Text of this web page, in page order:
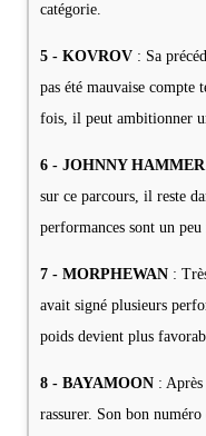
catégorie.
5 - KOVROV : Sa
pas été mauvaise compte
fois, il peut ambitionner
6 - JOHNNY HAMMER
sur ce parcours, il reste
performances sont un
7 - MORPHEWAN :
avait signé plusieurs
poids devient plus
8 - BAYAMOON :
rassurer. Son bon